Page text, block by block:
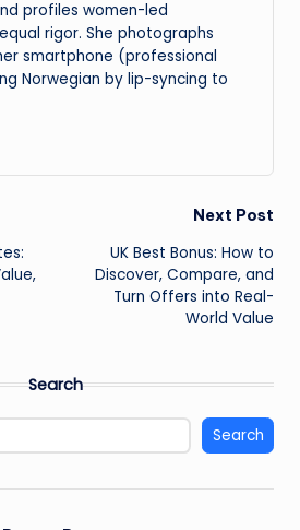
profiles women-led
rigor. She photographs
smartphone (professional
Norwegian by lip-syncing to
Next Post
UK Best Bonus: How to
Discover, Compare, and
Turn Offers into Real-
World Value
Search
Search